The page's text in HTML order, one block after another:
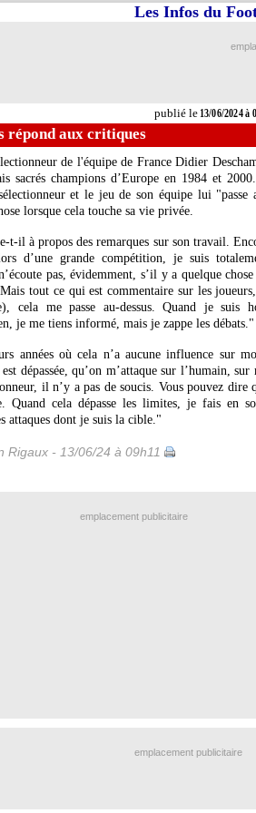
publié le13/06/2024 à
Les Infos du
répond aux critiques
de l'équipe de France Didier
sacrés champions d’Europe en 1984 et
et le jeu de son équipe lui "passe
lorsque cela touche sa vie privée.
t-il à propos des remarques sur son travail.
d’une grande compétition, je suis
pas, évidemment, s’il y a quelque chose
tout ce qui est commentaire sur les
cela me passe au-dessus. Quand je suis
je me tiens informé, mais je zappe les débats."
années où cela n’a aucune influence sur
dépassée, qu’on m’attaque sur l’humain, sur
il n’y a pas de soucis. Vous pouvez dire
Quand cela dépasse les limites, je fais en
attaques dont je suis la cible."
Rigaux - 13/06/24 à 09h11
emplacement publicitaire
emplacement publicitaire